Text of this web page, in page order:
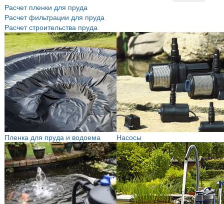
Расчет пленки для пруда
Расчет фильтрации для пруда
Расчет строительства пруда
Пленка для пруда и водоема Насосы